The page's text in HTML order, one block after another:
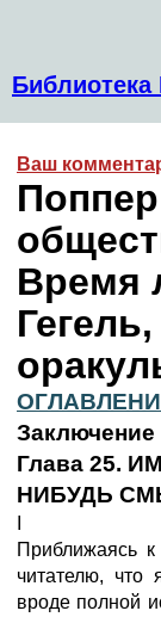
Библиотека
Ваш
Время
Заключение
Глава 25.
НИБУДЬ
Приближаясь
читателю, что
вроде полной